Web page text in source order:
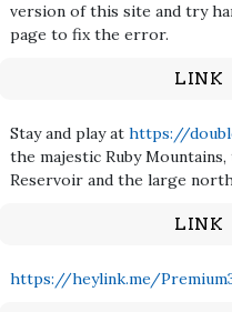
version of this site and try
page to fix the error.
LINK
Stay and play at https://
the majestic Ruby
Reservoir and the large
LINK
https://heylink.me/